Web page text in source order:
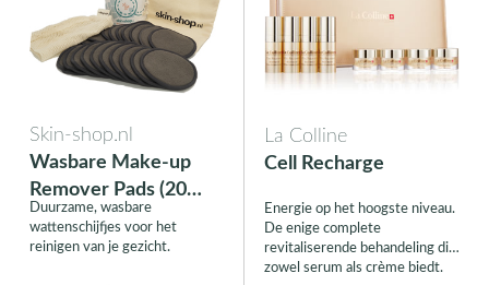
Skin-shop.nl
Wasbare Make-up
Remover Pads (20
stuks)
Duurzame, wasbare
wattenschijfjes voor het
reinigen van je gezicht.
La Colline
Cell Recharge
Energie op het hoogste niveau.
De enige complete
revitaliserende behandeling die
zowel serum als crème biedt.